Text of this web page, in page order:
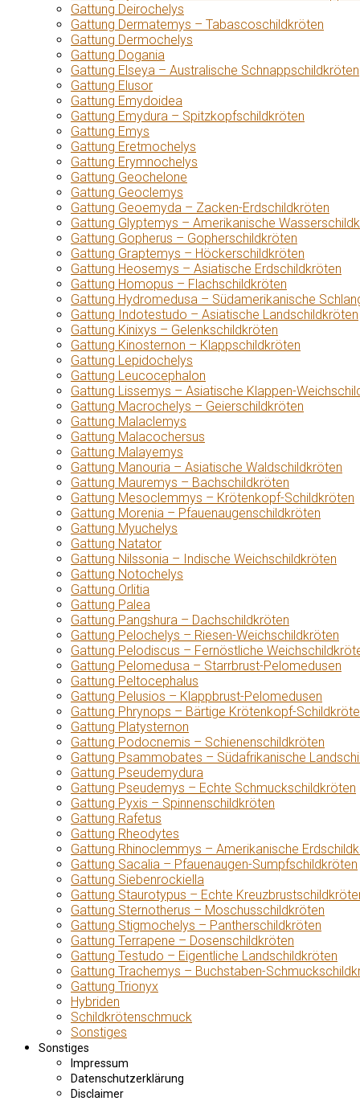
Gattung Deirochelys
Gattung Dermatemys – Tabascoschildkröten
Gattung Dermochelys
Gattung Dogania
Gattung Elseya – Australische Schnappschildkröten
Gattung Elusor
Gattung Emydoidea
Gattung Emydura – Spitzkopfschildkröten
Gattung Emys
Gattung Eretmochelys
Gattung Erymnochelys
Gattung Geochelone
Gattung Geoclemys
Gattung Geoemyda – Zacken-Erdschildkröten
Gattung Glyptemys – Amerikanische
Gattung Gopherus – Gopherschildkröten
Gattung Graptemys – Höckerschildkröten
Gattung Heosemys – Asiatische Erdschildkröten
Gattung Homopus – Flachschildkröten
Gattung Hydromedusa – Südamerikanische
Gattung Indotestudo – Asiatische Landschildkröten
Gattung Kinixys – Gelenkschildkröten
Gattung Kinosternon – Klappschildkröten
Gattung Lepidochelys
Gattung Leucocephalon
Gattung Lissemys – Asiatische Klappen-
Gattung Macrochelys – Geierschildkröten
Gattung Malaclemys
Gattung Malacochersus
Gattung Malayemys
Gattung Manouria – Asiatische Waldschildkröten
Gattung Mauremys – Bachschildkröten
Gattung Mesoclemmys – Krötenkopf-Schildkröten
Gattung Morenia – Pfauenaugenschildkröten
Gattung Myuchelys
Gattung Natator
Gattung Nilssonia – Indische Weichschildkröten
Gattung Notochelys
Gattung Orlitia
Gattung Palea
Gattung Pangshura – Dachschildkröten
Gattung Pelochelys – Riesen-Weichschildkröten
Gattung Pelodiscus – Fernöstliche
Gattung Pelomedusa – Starrbrust-Pelomedusen
Gattung Peltocephalus
Gattung Pelusios – Klappbrust-Pelomedusen
Gattung Phrynops – Bärtige Krötenkopf-
Gattung Platysternon
Gattung Podocnemis – Schienenschildkröten
Gattung Psammobates – Südafrikanische
Gattung Pseudemydura
Gattung Pseudemys – Echte Schmuckschildkröten
Gattung Pyxis – Spinnenschildkröten
Gattung Rafetus
Gattung Rheodytes
Gattung Rhinoclemmys – Amerikanische
Gattung Sacalia – Pfauenaugen-Sumpfschildkröten
Gattung Siebenrockiella
Gattung Staurotypus – Echte
Gattung Sternotherus – Moschusschildkröten
Gattung Stigmochelys – Pantherschildkröten
Gattung Terrapene – Dosenschildkröten
Gattung Testudo – Eigentliche Landschildkröten
Gattung Trachemys – Buchstaben-
Gattung Trionyx
Hybriden
Schildkrötenschmuck
Sonstiges
Sonstiges
Impressum
Datenschutzerklärung
Disclaimer